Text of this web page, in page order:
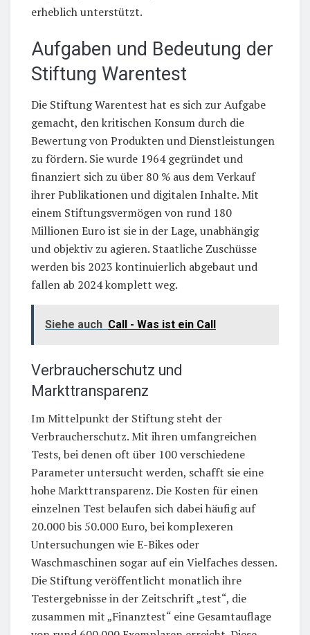
erheblich unterstützt.
Aufgaben und Bedeutung der
Stiftung Warentest
Die Stiftung Warentest hat es sich zur Aufgabe
gemacht, den kritischen Konsum durch die
Bewertung von Produkten und Dienstleistungen
zu fördern. Sie wurde 1964 gegründet und
finanziert sich zu über 80 % aus dem Verkauf
ihrer Publikationen und digitalen Inhalte. Mit
einem Stiftungsvermögen von rund 180
Millionen Euro ist sie in der Lage, unabhängig
und objektiv zu agieren. Staatliche Zuschüsse
werden bis 2023 kontinuierlich abgebaut und
fallen ab 2024 komplett weg.
Siehe auch Call - Was ist ein Call
Verbraucherschutz und
Markttransparenz
Im Mittelpunkt der Stiftung steht der
Verbraucherschutz. Mit ihren umfangreichen
Tests, bei denen oft über 100 verschiedene
Parameter untersucht werden, schafft sie eine
hohe Markttransparenz. Die Kosten für einen
einzelnen Test belaufen sich dabei häufig auf
20.000 bis 50.000 Euro, bei komplexeren
Untersuchungen wie E-Bikes oder
Waschmaschinen sogar auf ein Vielfaches dessen.
Die Stiftung veröffentlicht monatlich ihre
Testergebnisse in der Zeitschrift „test“, die
zusammen mit „Finanztest“ eine Gesamtauflage